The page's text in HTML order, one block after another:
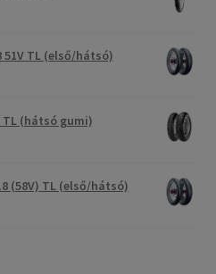
51V TL (első/hátsó)
TL (hátsó gumi)
(58V) TL (első/hátsó)